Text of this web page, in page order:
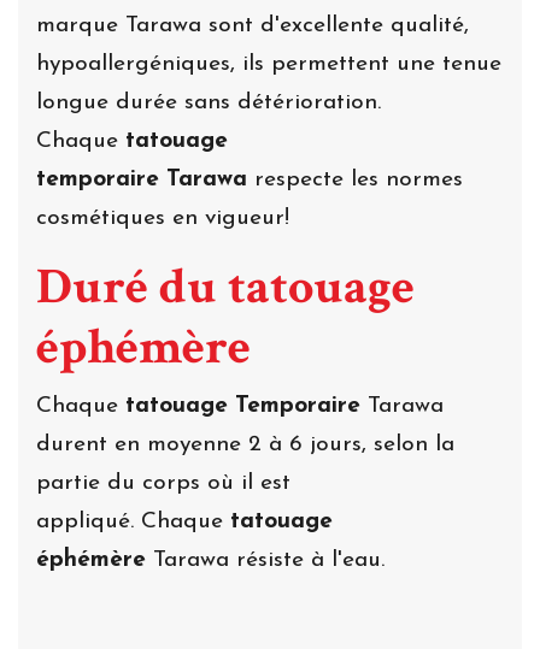
marque Tarawa sont d'excellente qualité,
hypoallergéniques, ils permettent une tenue
longue durée sans détérioration.
Chaque tatouage
temporaire Tarawa respecte les normes
cosmétiques en vigueur!
Duré du tatouage
éphémère
Chaque tatouage Temporaire Tarawa
durent en moyenne 2 à 6 jours, selon la
partie du corps où il est
appliqué. Chaque tatouage
éphémère Tarawa résiste à l'eau.